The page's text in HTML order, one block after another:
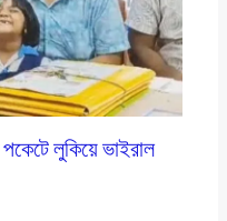
লুকিয়ে ভাইরাল